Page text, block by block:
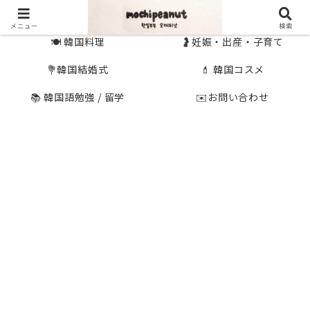
🍽 韓国料理
🤰妊娠・出産・子育て
💐韓国結婚式
💄 韓国コスメ
📚 韓国語勉強 / 留学
✉️お問い合わせ
メニュー 検索